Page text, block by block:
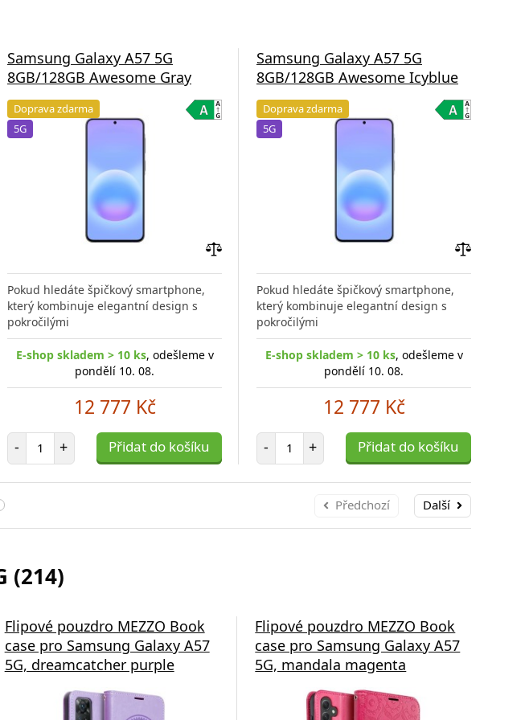
Samsung Galaxy A57 5G
8GB/128GB Awesome Gray
Doprava zdarma
5G
porovnání
Pokud hledáte špičkový smartphone,
který kombinuje elegantní design s
pokročilými
E-shop skladem > 10 ks, odešleme v
pondělí 10. 08.
12 777 Kč
- Počet položek
+ Přidat do košíku
Samsung Galaxy A57 5G
8GB/128GB Awesome Icyblue
Doprava zdarma
5G
Pokud hledáte špičkový smartphone,
který kombinuje elegantní design s
pokročilými
E-shop skladem > 10 ks, odešleme v
pondělí 10. 08.
12 777 Kč
- Počet položek
+ Přidat do košíku
Předchozí Další
(214)
Flipové pouzdro MEZZO Book
case pro Samsung Galaxy A57
5G, dreamcatcher purple
Flipové pouzdro MEZZO Book
case pro Samsung Galaxy A57
5G, mandala magenta